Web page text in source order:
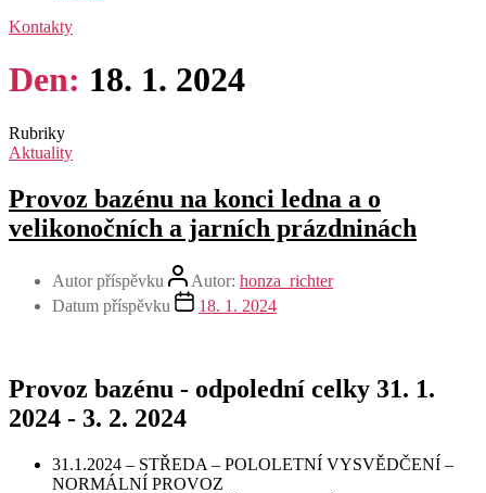
Kontakty
Den: 18. 1. 2024
Rubriky
Aktuality
Provoz bazénu na konci ledna a o
velikonočních a jarních prázdninách
Autor příspěvku Autor: honza_richter
Datum příspěvku
18. 1. 2024
Provoz bazénu - odpolední celky 31. 1.
2024 - 3. 2. 2024
31.1.2024 – STŘEDA – POLOLETNÍ VYSVĚDČENÍ –
NORMÁLNÍ PROVOZ